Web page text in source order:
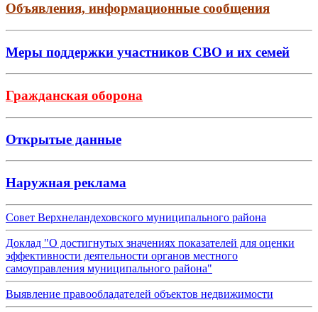
Объявления, информационные сообщения
Меры поддержки участников СВО и их семей
Гражданская оборона
Открытые данные
Наружная реклама
Совет Верхнеландеховского муниципального района
Доклад "О достигнутых значениях показателей для оценки
эффективности деятельности органов местного
самоуправления муниципального района"
Выявление правообладателей объектов недвижимости